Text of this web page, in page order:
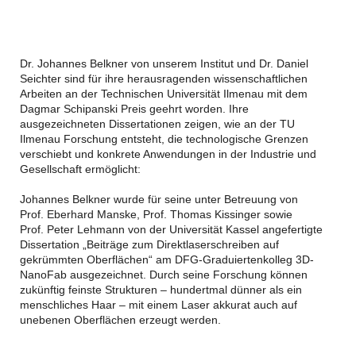
Dr. Johannes Belkner von unserem Institut und Dr. Daniel
Seichter sind für ihre herausragenden wissenschaftlichen
Arbeiten an der Technischen Universität Ilmenau mit dem
Dagmar Schipanski Preis geehrt worden. Ihre
ausgezeichneten Dissertationen zeigen, wie an der TU
Ilmenau Forschung entsteht, die technologische Grenzen
verschiebt und konkrete Anwendungen in der Industrie und
Gesellschaft ermöglicht:
Johannes Belkner wurde für seine unter Betreuung von
Prof. Eberhard Manske , Prof. Thomas Kissinger sowie
Prof. Peter Lehmann von der Universität Kassel angefertigte
Dissertation „Beiträge zum Direktlaserschreiben auf
gekrümmten Oberflächen“ am DFG-Graduiertenkolleg 3D-
NanoFab ausgezeichnet. Durch seine Forschung können
zukünftig feinste Strukturen – hundertmal dünner als ein
menschliches Haar – mit einem Laser akkurat auch auf
unebenen Oberflächen erzeugt werden.